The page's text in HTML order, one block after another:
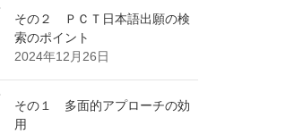
その２ ＰＣＴ日本語出願の検
索のポイント
2024年12月26日
その１ 多面的アプローチの効
用